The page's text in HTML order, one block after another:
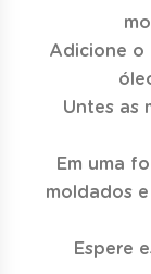
Adicione o
Untes as
Em uma
moldados
Espere